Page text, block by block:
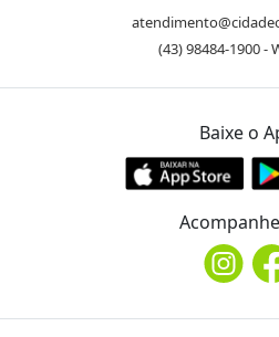
(43) 98484-1900 -
Baixe o